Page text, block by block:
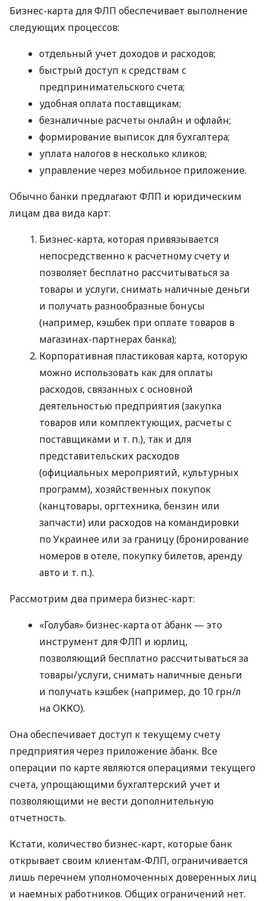
Бизнес-карта для ФЛП обеспечивает выполнение
следующих процессов:
отдельный учет доходов и расходов;
быстрый доступ к средствам с
предпринимательского счета;
удобная оплата поставщикам;
безналичные расчеты онлайн и офлайн;
формирование выписок для бухгалтера;
уплата налогов в несколько кликов;
управление через мобильное приложение.
Обычно банки предлагают ФЛП и юридическим
лицам два вида карт:
Бизнес-карта, которая привязывается
непосредственно к расчетному счету и
позволяет бесплатно рассчитываться за
товары и услуги, снимать наличные деньги
и получать разнообразные бонусы
(например, кэшбек при оплате товаров в
магазинах-партнерах банка);
Корпоративная пластиковая карта, которую
можно использовать как для оплаты
расходов, связанных с основной
деятельностью предприятия (закупка
товаров или комплектующих, расчеты с
поставщиками и т. п.), так и для
представительских расходов
(официальных мероприятий, культурных
программ), хозяйственных покупок
(канцтовары, оргтехника, бензин или
запчасти) или расходов на командировки
по Украинее или за границу (бронирование
номеров в отеле, покупку билетов, аренду
авто и т. п.).
Рассмотрим два примера бизнес-карт:
«Голубая» бизнес-карта от àбанк — это
инструмент для ФЛП и юрлиц,
позволяющий бесплатно рассчитываться за
товары/услуги, снимать наличные деньги
и получать кэшбек (например, до 10 грн/л
на ОККО).
Она обеспечивает доступ к текущему счету
предприятия через приложение àбанк. Все
операции по карте являются операциями текущего
счета, упрощающими бухгалтерский учет и
позволяющими не вести дополнительную
отчетность.
Кстати, количество бизнес-карт, которые банк
открывает своим клиентам-ФЛП, ограничивается
лишь перечнем уполномоченных доверенных лиц
и наемных работников. Общих ограничений нет.